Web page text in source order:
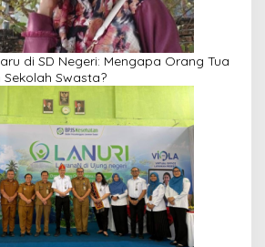
di SD Negeri: Mengapa Orang Tua
Sekolah Swasta?